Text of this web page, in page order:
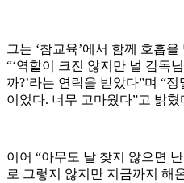
그는 ‘참교육’에서 함께 호흡
“‘역할이 크진 않지만 널 감독
까?’라는 연락을 받았다”며 “
이었다. 너무 고마웠다”고 밝혔
이어 “아무도 날 찾지 않으면
로 그렇지 않지만 지금까지 해